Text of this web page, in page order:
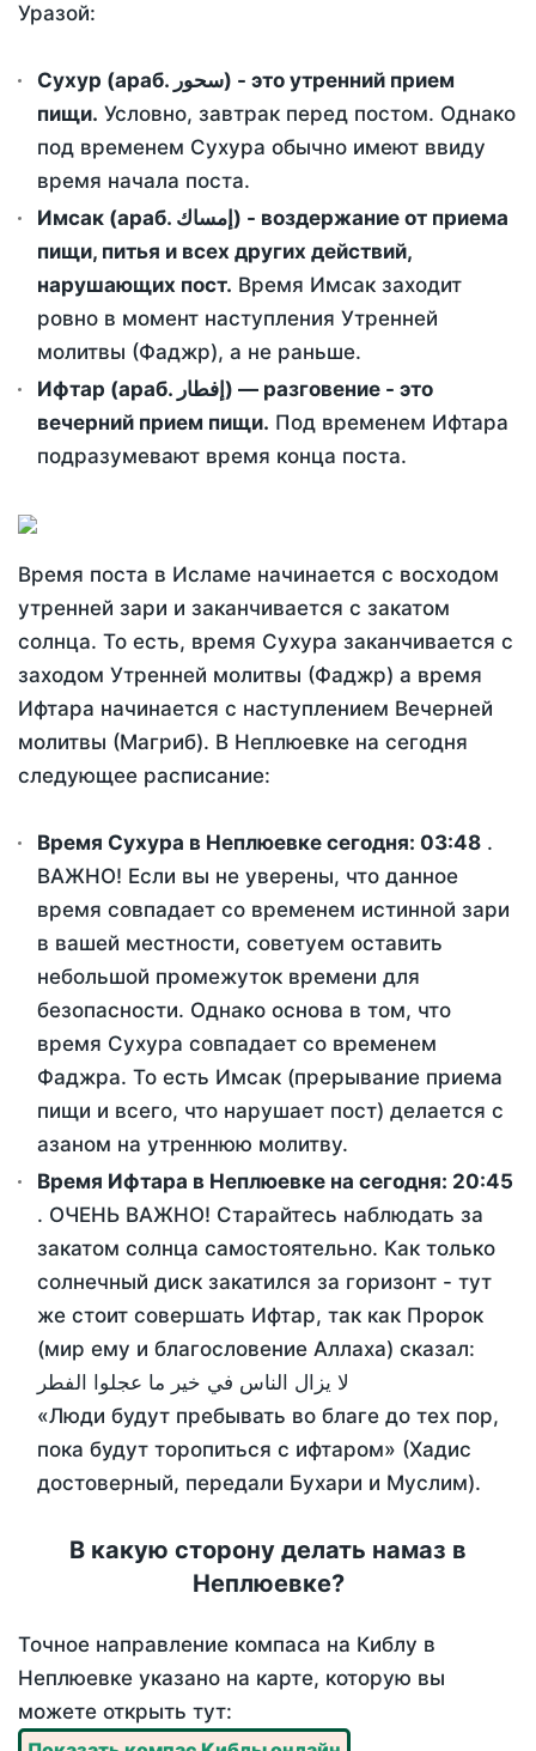
Уразой:
Сухур (араб. سحور) - это утренний прием
пищи. Условно, завтрак перед постом. Однако
под временем Сухура обычно имеют ввиду
время начала поста.
Имсак (араб. إمساك) - воздержание от приема
пищи, питья и всех других действий,
нарушающих пост. Время Имсак заходит
ровно в момент наступления Утренней
молитвы (Фаджр), а не раньше.
Ифтар (араб. إفطار) — разговение - это
вечерний прием пищи. Под временем Ифтара
подразумевают время конца поста.
Время поста в Исламе начинается с восходом
утренней зари и заканчивается с закатом
солнца. То есть, время Сухура заканчивается с
заходом Утренней молитвы (Фаджр) а время
Ифтара начинается с наступлением Вечерней
молитвы (Магриб). В Неплюевке на сегодня
следующее расписание:
Время Сухура в Неплюевке сегодня: 03:48 .
ВАЖНО! Если вы не уверены, что данное
время совпадает со временем истинной зари
в вашей местности, советуем оставить
небольшой промежуток времени для
безопасности. Однако основа в том, что
время Сухура совпадает со временем
Фаджра. То есть Имсак (прерывание приема
пищи и всего, что нарушает пост) делается с
азаном на утреннюю молитву.
Время Ифтара в Неплюевке на сегодня: 20:45
. ОЧЕНЬ ВАЖНО! Старайтесь наблюдать за
закатом солнца самостоятельно. Как только
солнечный диск закатился за горизонт - тут
же стоит совершать Ифтар, так как Пророк
(мир ему и благословение Аллаха) сказал:
لا يزال الناس في خير ما عجلوا الفطر
«Люди будут пребывать во благе до тех пор,
пока будут торопиться с ифтаром» (Хадис
достоверный, передали Бухари и Муслим).
В какую сторону делать намаз в
Неплюевке?
Точное направление компаса на Киблу в
Неплюевке указано на карте, которую вы
можете открыть тут: